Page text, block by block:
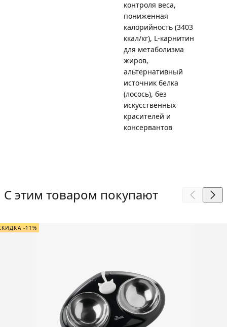
контроля веса,
пониженная
калорийность (3403
ккал/кг), L-карнитин
для метаболизма
жиров,
альтернативный
источник белка
(лосось), без
искусственных
красителей и
консервантов
С этим товаром покупают
-11%